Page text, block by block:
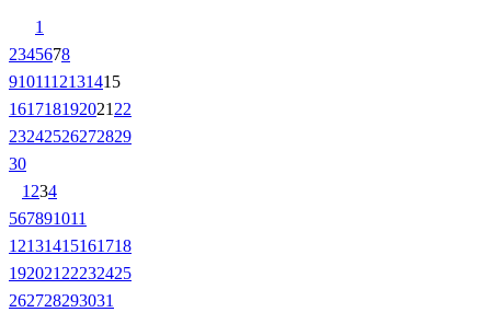
1
2345678
9101112131415
161718192021 22
23242526272829
30
1 234
567891011
12131415161718
192021 22232425
262728293031